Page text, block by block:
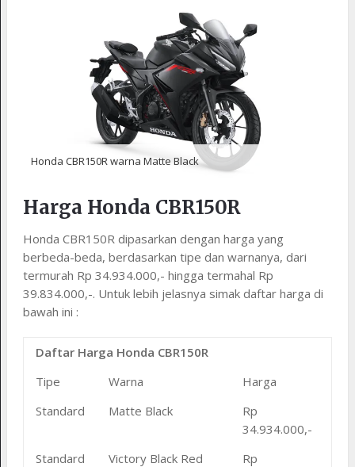
Honda CBR150R warna Matte Black
Harga Honda CBR150R
Honda CBR150R dipasarkan dengan harga yang
berbeda-beda, berdasarkan tipe dan warnanya, dari
termurah Rp 34.934.000,- hingga termahal Rp
39.834.000,-. Untuk lebih jelasnya simak daftar harga di
bawah ini :
Daftar Harga Honda CBR150R
Tipe
Warna
Harga
Standard
Matte Black
Rp
34.934.000,-
Standard
Victory Black Red
Rp